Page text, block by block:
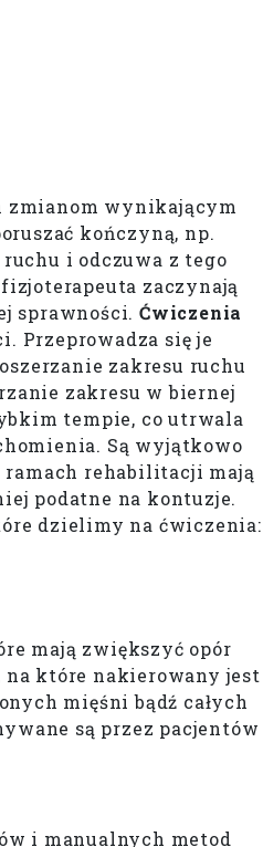
zmianom wynikającym
kończyną, np.
i odczuwa z tego
zaczynają
sprawności.Ćwiczenia
Przeprowadza się je
zakresu ruchu
zakresu w biernej
tempie, co utrwala
Są wyjątkowo
rehabilitacji mają
podatne na kontuzje.
dzielimy na ćwiczenia:
mają zwiększyć opór
które nakierowany jest
mięśni bądź całych
są przez pacjentów
i manualnych metod